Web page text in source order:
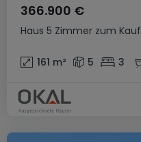
Haus 5 Zimmer zum Kauf
366.900 €
161 m² 5 3